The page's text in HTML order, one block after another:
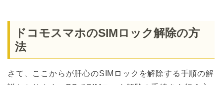
ドコモスマホのSIMロック解除の方
法
さて、ここからが肝心のSIMロックを解除する手順の解